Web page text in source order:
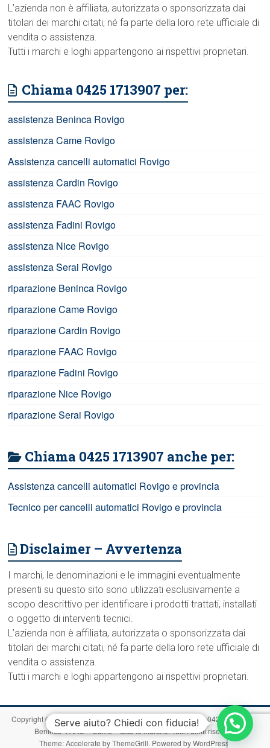
L’azienda non è affiliata, autorizzata o sponsorizzata dai
titolari dei marchi citati, né fa parte della loro rete ufficiale di
vendita o assistenza.
Tutti i marchi e loghi appartengono ai rispettivi proprietari.
Chiama 0425 1713907 per:
assistenza Beninca Rovigo
assistenza Came Rovigo
Assistenza cancelli automatici Rovigo
assistenza Cardin Rovigo
assistenza FAAC Rovigo
assistenza Fadini Rovigo
assistenza Nice Rovigo
assistenza Serai Rovigo
riparazione Beninca Rovigo
riparazione Came Rovigo
riparazione Cardin Rovigo
riparazione FAAC Rovigo
riparazione Fadini Rovigo
riparazione Nice Rovigo
riparazione Serai Rovigo
Chiama 0425 1713907 anche per:
Assistenza cancelli automatici Rovigo e provincia
Tecnico per cancelli automatici Rovigo e provincia
Disclaimer – Avvertenza
I marchi, le denominazioni e le immagini eventualmente
presenti su questo sito sono utilizzati esclusivamente a
scopo descrittivo per identificare i prodotti trattati, installati
o oggetto di interventi tecnici.
L’azienda non è affiliata, autorizzata o sponsorizzata dai
titolari dei marchi citati, né fa parte della loro rete ufficiale di
vendita o assistenza.
Tutti i marchi e loghi appartengono ai rispettivi proprietari.
Copyright © 2026 RovigoCancelliAutomatici.com – Chiama 0425 1713907-
Beninca -FAAC – Came – tutte le marche. Tutti i diritti riservati.
Theme:Accelerate by ThemeGrill. Powered byWordPress.
Serve aiuto? Chiedi con fiducia!